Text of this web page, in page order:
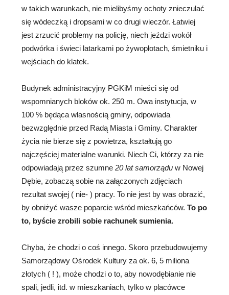
w takich warunkach, nie mielibyśmy ochoty znieczulać
się wódeczką i dropsami w co drugi wieczór. Łatwiej
jest zrzucić problemy na policję, niech jeździ wokół
podwórka i świeci latarkami po żywopłotach, śmietniku i
wejściach do klatek.
Budynek administracyjny PGKiM mieści się od
wspomnianych bloków ok. 250 m. Owa instytucja, w
100 % będąca własnością gminy, odpowiada
bezwzględnie przed Radą Miasta i Gminy. Charakter
życia nie bierze się z powietrza, kształtują go
najczęściej materialne warunki. Niech Ci, którzy za nie
odpowiadają przez szumne 20 lat samorządu w Nowej
Dębie, zobaczą sobie na załączonych zdjęciach
rezultat swojej ( nie- ) pracy. To nie jest by was obrazić,
by obniżyć wasze poparcie wśród mieszkańców. To po
to, byście zrobili sobie rachunek sumienia.
Chyba, że chodzi o coś innego. Skoro przebudowujemy
Samorządowy Ośrodek Kultury za ok. 6, 5 miliona
złotych ( ! ), może chodzi o to, aby nowodębianie nie
spali, jedli, itd. w mieszkaniach, tylko w placówce